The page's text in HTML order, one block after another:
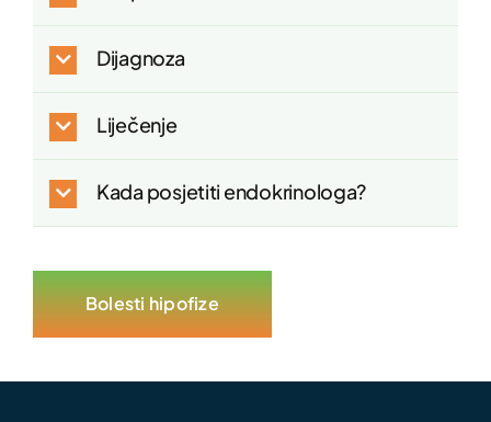
Dijagnoza
Liječenje
Kada posjetiti endokrinologa?
Bolesti hipofize